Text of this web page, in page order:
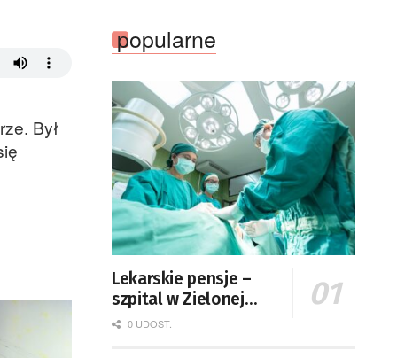
Był
popularne
Lekarskie pensje –
szpital w Zielonej
Górze podaje dane
0 UDOST.